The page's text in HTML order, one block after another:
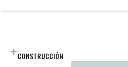
CONSTRUCCIÓN